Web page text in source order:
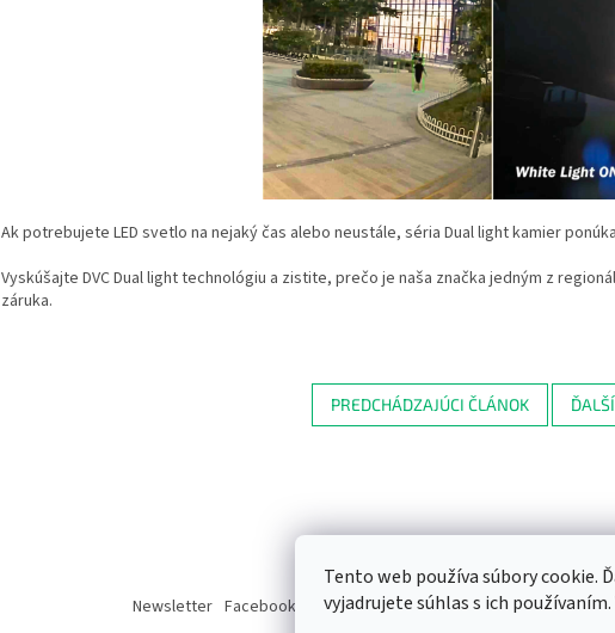
Tento web používa súbory cookie.
vyjadrujete súhlas s ich
Ak potrebujete LED svetlo na nejaký čas alebo neustále, séria Dual light kamier
Vyskúšajte DVC Dual light technológiu a zistite, prečo je naša značka jedným z
záruka.
PREDCHÁDZAJÚCI ČLÁNOK
Newsletter Facebook LinkedIn Instagram YouTube